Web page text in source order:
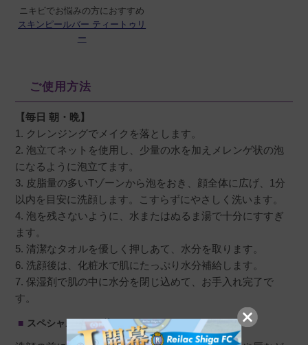
ように洗っています。夏の薄着に向けて、首や
デコルテの透明感アップにつながればと思って
います。
ニキビでお悩みの方におすすめ
スキンピールバー ティートゥリ
ー
ご使用方法
【毎日 朝・晩】
1. クレンジングでメイクを落とします。
2. 泡立てネットを使用し、少量の水を加えメレンゲ状の泡
になるように泡立てます。
3. 皮脂量の多いTゾーンから泡をおき、顔全体に広げ、1分
以内を目安に洗顔します。こすらずにやさしく洗います。
4. 泡を残さないように、水またはぬるま湯で十分にすすぎ
ます。
5. 清潔なタオルを優しく押しあて、水分を取ります。
6. 洗顔後は、化粧水で肌にたっぷり水分補給します。
7. 保湿剤で肌の中に水分を閉じ込めて、お手入れ完了で
す。
スペシャルケア：泡パック